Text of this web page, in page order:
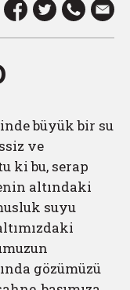
büyük bir su
ve
ki bu, serap
altındaki
suyu
gözümüzü